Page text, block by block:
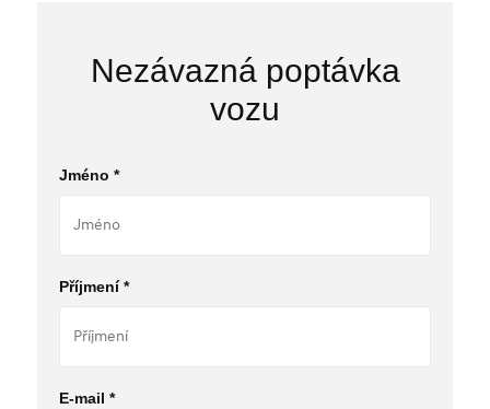
Nezávazná poptávka
vozu
Jméno *
Příjmení *
E-mail *